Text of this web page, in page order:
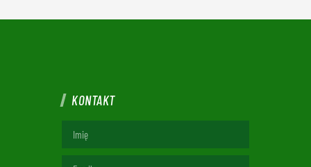
KONTAKT